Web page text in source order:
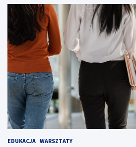
!
EDUKACJA WARSZTATY